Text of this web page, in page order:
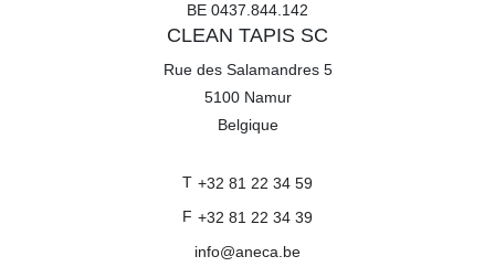
BE 0437.844.142
CLEAN TAPIS SC
Rue des Salamandres 5
5100 Namur
Belgique
T +32 81 22 34 59
F +32 81 22 34 39
info@aneca.be